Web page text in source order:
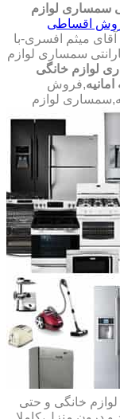
لوازم
اقساطی
,09123069612 آقای میثم افسری-با
سمساری لوازم
لوازم خانگی
,فروش
لوازم
خانگی و حتی